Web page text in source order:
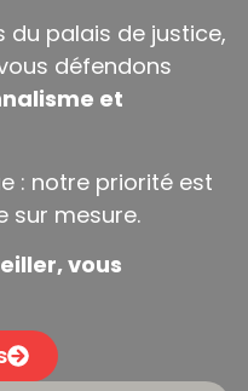
du palais de justice,
défendons
et
: notre priorité est
sur mesure.
vous